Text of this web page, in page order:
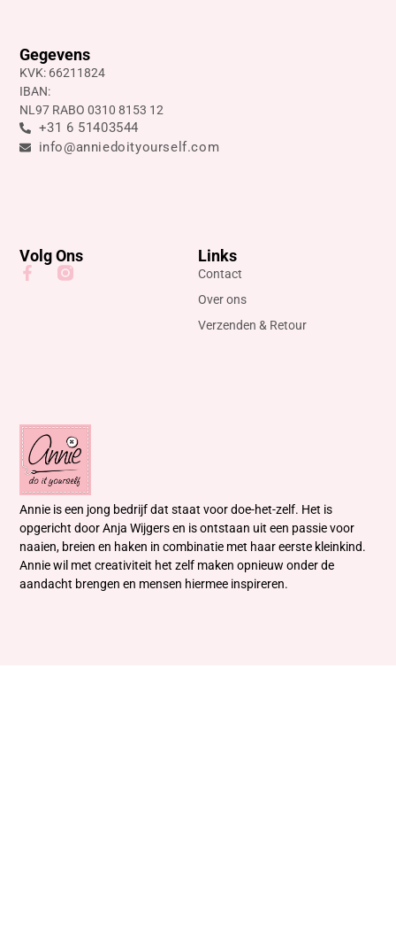
Annie is een jong bedrijf dat staat voor doe-het-zelf. Het is
opgericht door Anja Wijgers en is ontstaan uit een passie voor
naaien, breien en haken in combinatie met haar eerste kleinkind.
Annie wil met creativiteit het zelf maken opnieuw onder de
aandacht brengen en mensen hiermee inspireren.
Links
Contact
Over ons
Verzenden & Retour
Gegevens
KVK: 66211824
IBAN:
NL97 RABO 0310 8153 12
+31 6 51403544
info@anniedoityourself.com
Volg Ons